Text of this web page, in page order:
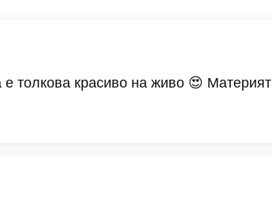
е толкова красиво на живо 😍